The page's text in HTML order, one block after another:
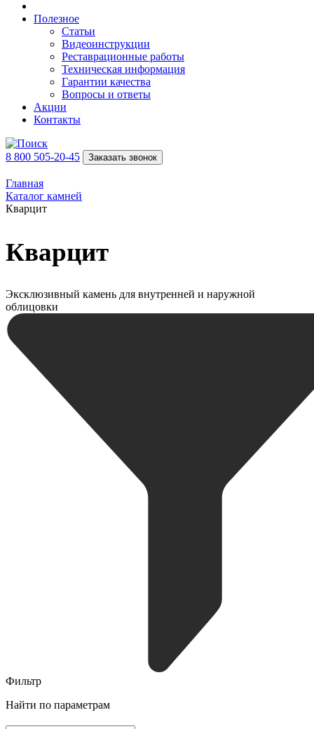
Полезное
Статьи
Видеоинструкции
Реставрационные работы
Техническая информация
Гарантии качества
Вопросы и ответы
Акции
Контакты
8 800 505-20-45 Заказать звонок
Главная
Каталог камней
Кварцит
Кварцит
Эксклюзивный камень для внутренней и наружной
облицовки
Фильтр
Найти по параметрам